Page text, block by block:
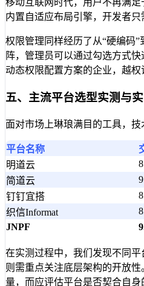
移动互联网时代，用户不再满
内置自适应布局引擎，开发者
权限管理同样经历了从“硬编码
阵，管理员可以通过勾选方式
动态权限配置方案的企业，越
五、主流平台选型实测与
面对市场上琳琅满目的工具，
平台名称
明道云
简道云
钉钉宜搭
织信Informat
JNPF
在实测过程中，我们发现不同
则需重点关注底层架构的开放性
量，而应评估平台是否契合自